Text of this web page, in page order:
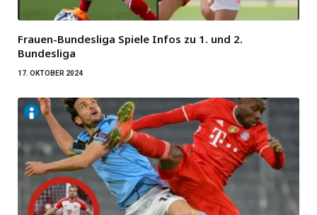
Frauen-Bundesliga Spiele Infos zu 1. und 2.
Bundesliga
17. OKTOBER 2024